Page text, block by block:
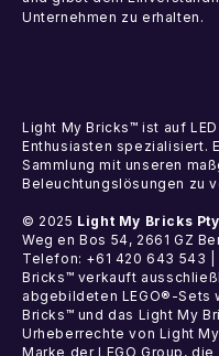
Unternehmen zu erhalten.
Light My Bricks™ ist auf
Enthusiasten spezialisiert.
Sammlung mit unseren
Beleuchtungslösungen zu
© 2025 Light My Bricks
Weg en Bos 54, 2661 GZ
Telefon: +61 420 643 543
Bricks™ verkauft
abgebildeten LEGO®-Sets
Bricks™ und das Light My
Urheberrechte von Light
Marke der LEGO Group,